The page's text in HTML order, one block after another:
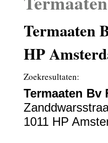
Termaaten
HP
Zoekresultaten:
Termaaten Bv
1011 HP